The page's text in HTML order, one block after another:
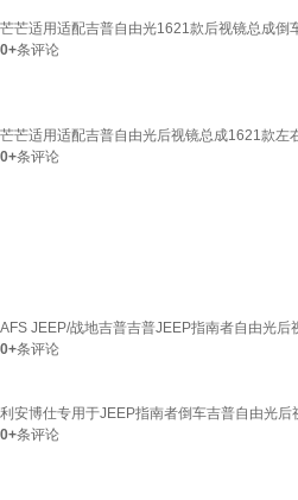
芒芒适用适配吉普自由光1621款后视镜总成倒
0+条评论
芒芒适用适配吉普自由光后视镜总成1621款左
0+条评论
AFS JEEP/战地吉普吉普JEEP指南者自由光
0+条评论
利安博仕专用于JEEP指南者倒车吉普自由光
0+条评论